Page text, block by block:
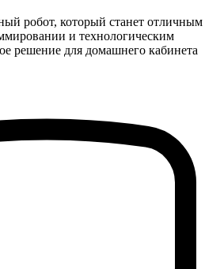
робот, который станет отличным
и технологическим
решение для домашнего кабинета